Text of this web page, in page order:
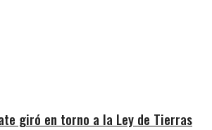
giró en torno a la Ley de Tierras